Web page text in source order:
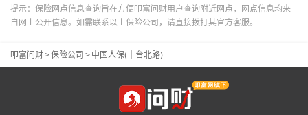
提示：保险网点信息查询旨在方便叩富问财用户查询附近网点，网点信息均来
自网上公开信息。如需联系以上保险公司，请直接拨打其官方客服。
叩富问财>保险公司 > 中国人保(丰台北路)